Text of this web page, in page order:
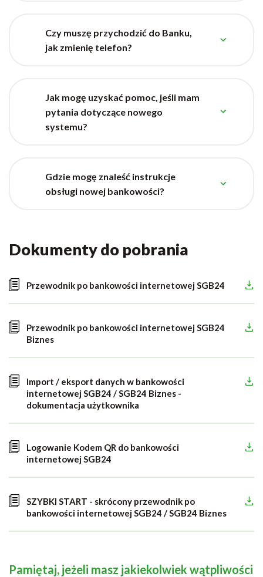
Czy muszę przychodzić do Banku,
jak zmienię telefon?
Jak mogę uzyskać pomoc, jeśli mam
pytania dotyczące nowego
systemu?
Gdzie mogę znaleść instrukcje
obsługi nowej bankowości?
Dokumenty do pobrania
Przewodnik po bankowości internetowej SGB24
Przewodnik po bankowości internetowej SGB24
Biznes
Import / eksport danych w bankowości
internetowej SGB24 / SGB24 Biznes -
dokumentacja użytkownika
Logowanie Kodem QR do bankowości
internetowej SGB24
SZYBKI START - skrócony przewodnik po
bankowości internetowej SGB24 / SGB24 Biznes
Pamiętaj, jeżeli masz jakiekolwiek wątpliwości